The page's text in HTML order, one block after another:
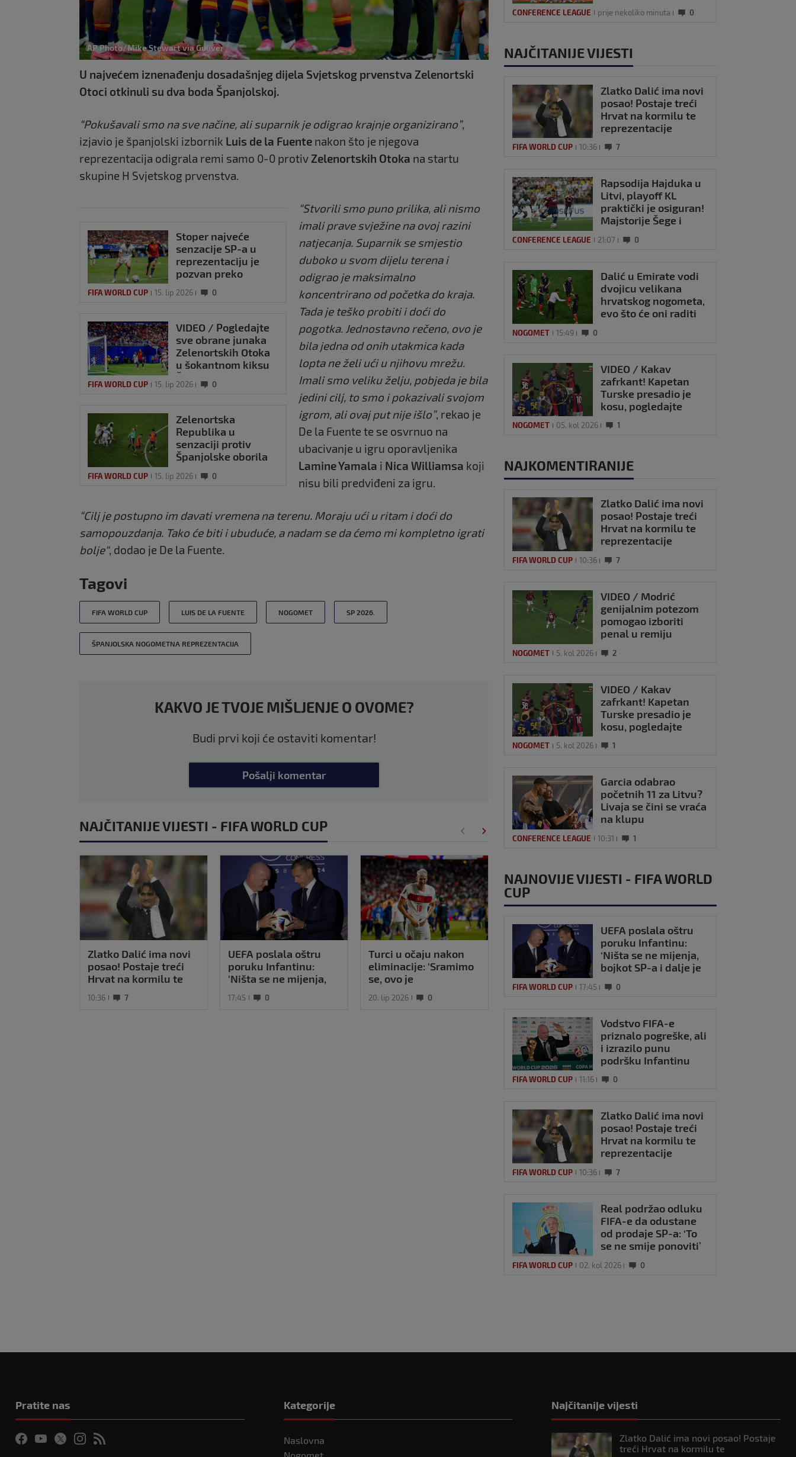
AP Photo/Mike Stewart via Guliver
U najvećem iznenađenju dosadašnjeg dijela Svjetskog prvenstva Zelenortski
Otoci otkinuli su dva boda Španjolskoj.
“Pokušavali smo na sve načine, ali suparnik je odigrao krajnje organizirano”,
izjavio je španjolski izbornik Luis de la Fuente nakon što je njegova
reprezentacija odigrala remi samo 0-0 protiv Zelenortskih Otoka na startu
skupine H Svjetskog prvenstva.
Stoper najveće
senzacije SP-a u
reprezentaciju je
pozvan preko
FIFA WORLD CUP 15. lip 2026 0
VIDEO / Pogledajte
sve obrane junaka
Zelenortskih Otoka
u šokantnom kiksu
Španjolaca
FIFA WORLD CUP 15. lip 2026 0
Zelenortska
Republika u
senzaciji protiv
Španjolske oborila
koji
FIFA WORLD CUP 15. lip 2026 0
“Stvorili smo puno prilika, ali nismo
imali prave svježine na ovoj razini
natjecanja. Suparnik se smjestio
duboko u svom dijelu terena i
odigrao je maksimalno
koncentrirano od početka do kraja.
Tada je teško probiti i doći do
pogotka. Jednostavno rečeno, ovo je
bila jedna od onih utakmica kada
lopta ne želi ući u njihovu mrežu.
Imali smo veliku želju, pobjeda je bila
jedini cilj, to smo i pokazivali svojom
igrom, ali ovaj put nije išlo”, rekao je
De la Fuente te se osvrnuo na
ubacivanje u igru oporavljenika
Lamine Yamala i Nica Williamsa koji
nisu bili predviđeni za igru.
“Cilj je postupno im davati vremena na terenu. Moraju ući u ritam i doći do
samopouzdanja. Tako će biti i ubuduće, a nadam se da ćemo mi kompletno igrati
bolje“, dodao je De la Fuente.
Tagovi
FIFA WORLD CUP LUIS DE LA FUENTE NOGOMET SP 2026.
ŠPANJOLSKA NOGOMETNA REPREZENTACIJA
KAKVO JE TVOJE MIŠLJENJE O OVOME?
Budi prvi koji će ostaviti komentar!
Pošalji komentar
NAJČITANIJE VIJESTI - FIFA WORLD CUP
Zlatko Dalić ima novi
posao! Postaje treći
Hrvat na kormilu te
10:36 7
UEFA poslala oštru
poruku Infantinu:
'Ništa se ne mijenja,
na snazi'
17:45 0
Turci u očaju nakon
eliminacije: 'Sramimo
se, ovo je
20. lip 2026 0
Predsjednik La Lige:
'Fifa je režirala farsu
pa skandal gurnula
pod tepih'
Uefe
CONFERENCE LEAGUE prije nekoliko minuta 0
NAJČITANIJE VIJESTI
Zlatko Dalić ima novi
posao! Postaje treći
Hrvat na kormilu te
reprezentacije
FIFA WORLD CUP 10:36 7
Rapsodija Hajduka u
Litvi, playoff KL
praktički je osiguran!
Majstorije Šege i
CONFERENCE LEAGUE 21:07 0
Dalić u Emirate vodi
dvojicu velikana
hrvatskog nogometa,
evo što će oni raditi
NOGOMET 15:49 0
VIDEO / Kakav
zafrkant! Kapetan
Turske presadio je
kosu, pogledajte
našalio s njim
NOGOMET 05. kol 2026 1
NAJKOMENTIRANIJE
Zlatko Dalić ima novi
posao! Postaje treći
Hrvat na kormilu te
reprezentacije
FIFA WORLD CUP 10:36 7
VIDEO / Modrić
genijalnim potezom
pomogao izboriti
penal u remiju
NOGOMET 5. kol 2026 2
VIDEO / Kakav
zafrkant! Kapetan
Turske presadio je
kosu, pogledajte
našalio s njim
NOGOMET 5. kol 2026 1
Garcia odabrao
početnih 11 za Litvu?
Livaja se čini se vraća
na klupu
CONFERENCE LEAGUE 10:31 1
NAJNOVIJE VIJESTI - FIFA WORLD
CUP
UEFA poslala oštru
poruku Infantinu:
‘Ništa se ne mijenja,
bojkot SP-a i dalje je
FIFA WORLD CUP 17:45 0
Vodstvo FIFA-e
priznalo pogreške, ali
i izrazilo punu
podršku Infantinu
FIFA WORLD CUP 11:16 0
Zlatko Dalić ima novi
posao! Postaje treći
Hrvat na kormilu te
reprezentacije
FIFA WORLD CUP 10:36 7
Real podržao odluku
FIFA-e da odustane
od prodaje SP-a: ‘To
se ne smije ponoviti’
FIFA WORLD CUP 02. kol 2026 0
Pratite nas Kategorije
Naslovna
Nogomet
Najčitanije vijesti
Zlatko Dalić ima novi posao! Postaje
treći Hrvat na kormilu te